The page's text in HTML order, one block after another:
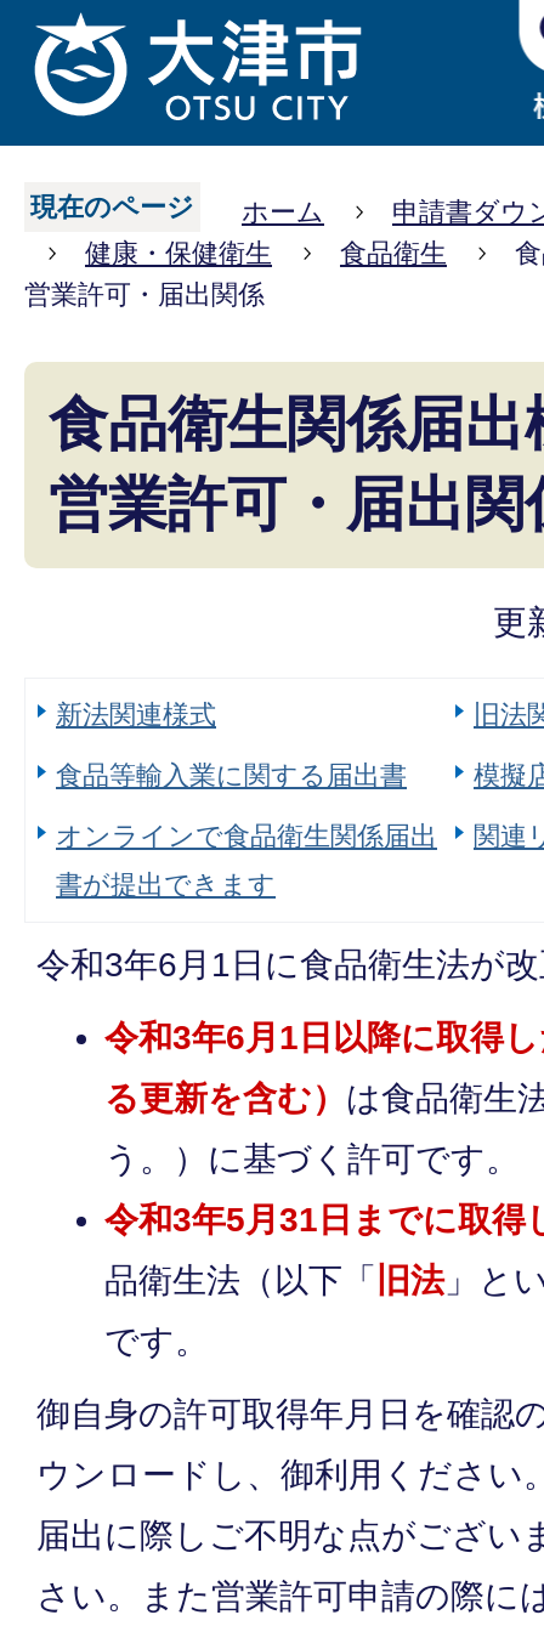
現在のページ ホーム
申請書ダウ
健康・保健衛生
食品衛生
営業許可・届出関係
食品衛生関係届出
営業許可・届出関
更
新法関連様式
旧法
食品等輸入業に関する届出書
模擬
オンラインで食品衛生関係届出
書が提出できます
関連
令和3年6月1日に食品衛生法が
令和3年6月1日以降に取得
る更新を含む） は食品衛生
う。）に基づく許可です。
令和3年5月31日までに取得
品衛生法（以下「
旧法」と
です。
御自身の許可取得年月日を確認
ウンロードし、御利用ください
届出に際しご不明な点がござい
さい。また営業許可申請の際に